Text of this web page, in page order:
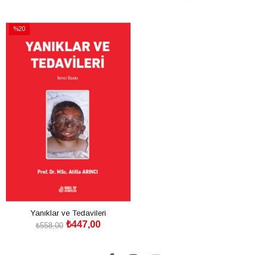
%20
İndirim
%20İndirim
Yanıklar ve Tedavileri
₺447,00
₺558,00